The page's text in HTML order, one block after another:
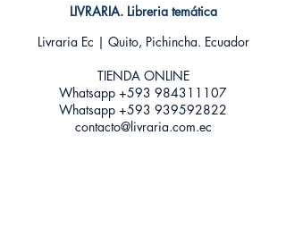
Encuadernación: Tapa blanda
Categoría: Novela contemporánea
LIVRARIA. Libreria temática
Livraria Ec | Quito, Pichincha. Ecuador
TIENDA ONLINE​
Whatsapp +593 984311107
Whatsapp +593 939592822
contacto@livraria.com.ec